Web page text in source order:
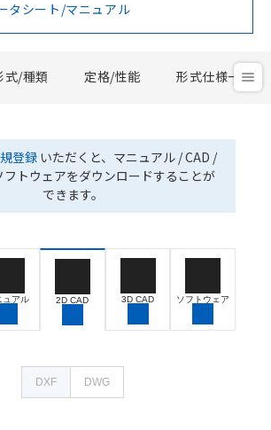
タシート/マニュアル
式/種類 定格/性能 形式仕様一覧
登録 いただくと、マニュアル / CAD /
フトウェアをダウンロードすることが
できます。
ュアル 2D CAD 3D CAD ソフトウェア
DXF DWG